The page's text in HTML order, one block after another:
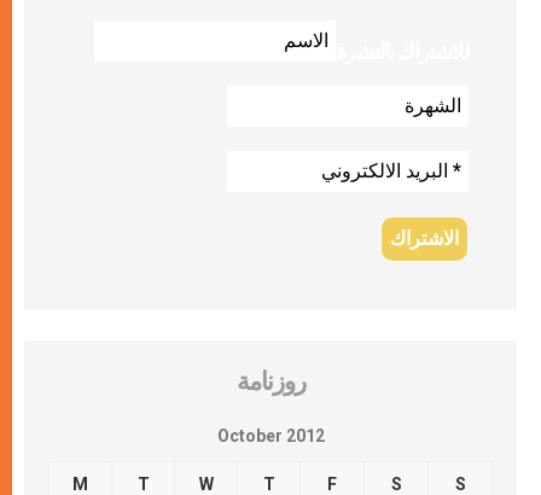
روزنامة
October 2012
M T W T F S S